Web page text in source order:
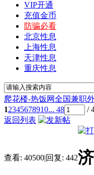
VIP开通
充值金币
防骗必看
北京性息
上海性息
天津性息
重庆性息
爬花楼-热饭网全国兼职
12345678910... 48 /
返回列表
查看: 40500|回复: 442